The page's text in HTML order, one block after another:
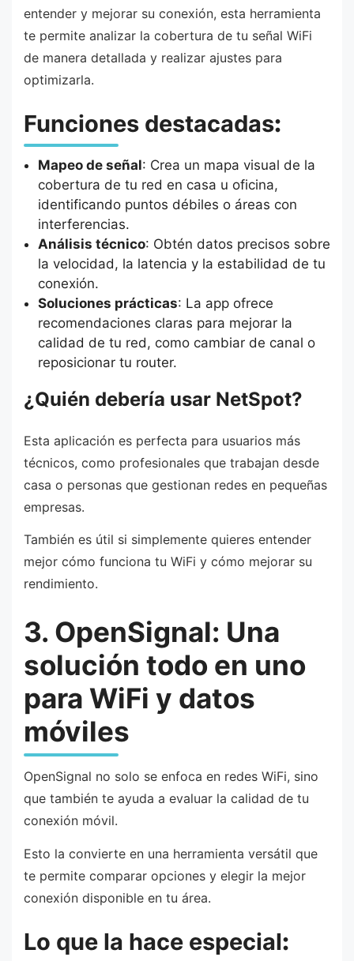
entender y mejorar su conexión, esta herramienta
te permite analizar la cobertura de tu señal WiFi
de manera detallada y realizar ajustes para
optimizarla.
Funciones destacadas:
Mapeo de señal: Crea un mapa visual de la
cobertura de tu red en casa u oficina,
identificando puntos débiles o áreas con
interferencias.
Análisis técnico: Obtén datos precisos sobre
la velocidad, la latencia y la estabilidad de tu
conexión.
Soluciones prácticas: La app ofrece
recomendaciones claras para mejorar la
calidad de tu red, como cambiar de canal o
reposicionar tu router.
¿Quién debería usar NetSpot?
Esta aplicación es perfecta para usuarios más
técnicos, como profesionales que trabajan desde
casa o personas que gestionan redes en pequeñas
empresas.
También es útil si simplemente quieres entender
mejor cómo funciona tu WiFi y cómo mejorar su
rendimiento.
3. OpenSignal: Una
solución todo en uno
para WiFi y datos
móviles
OpenSignal no solo se enfoca en redes WiFi, sino
que también te ayuda a evaluar la calidad de tu
conexión móvil.
Esto la convierte en una herramienta versátil que
te permite comparar opciones y elegir la mejor
conexión disponible en tu área.
Lo que la hace especial: